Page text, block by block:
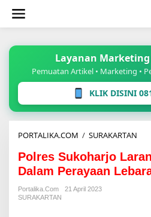
konten
Layanan
Pemuatan Artikel • Marketing •
KLIK DISINI
PORTALIKA.COM / SURAKARTAN
Polres Sukoharjo
Dalam Perayaan
Portalika.com
21 April 2023
SURAKARTAN